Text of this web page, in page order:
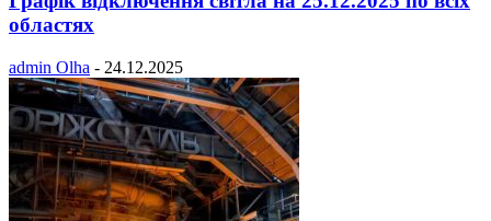
областях
admin Olha - 24.12.2025